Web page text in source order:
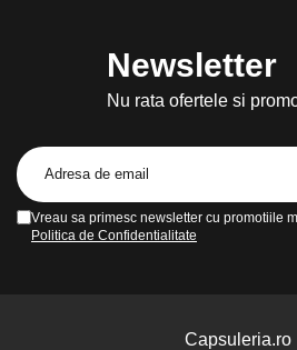
Newsletter
Nu rata ofertele si
Vreau sa primesc newsletter cu promotiile
Politica de Confidentialitate
Capsuleria.ro